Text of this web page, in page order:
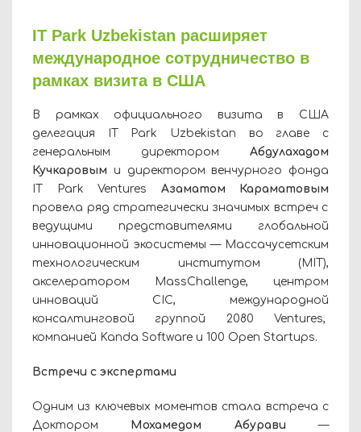
IT Park Uzbekistan расширяет
международное сотрудничество в
рамках визита в США
В рамках официального визита в США
делегация IT Park Uzbekistan во главе с
генеральным директором Абдулахадом
Кучкаровым и директором венчурного фонда
IT Park Ventures Азаматом Караматовым
провела ряд стратегически значимых встреч с
ведущими представителями глобальной
инновационной экосистемы — Массачусетским
технологическим институтом (MIT),
акселератором MassChallenge, центром
инноваций CIC, международной
консалтинговой группой 2080 Ventures,
компанией Kanda Software и 100 Open Startups.
Встречи с экспертами
Одним из ключевых моментов стала встреча с
Доктором
Мохамедом Абурави —